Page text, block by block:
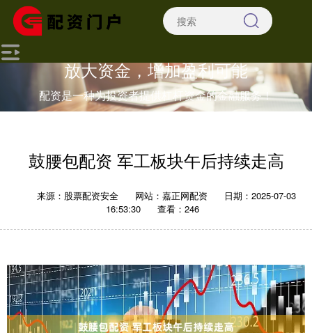
放大资金，增加盈利可能
配资是一种为投资者提供杠杆资金的金融服务！
鼓腰包配资 军工板块午后持续走高
来源：股票配资安全 网站：嘉正网配资
日期：2025-07-03
16:53:30
查看：246